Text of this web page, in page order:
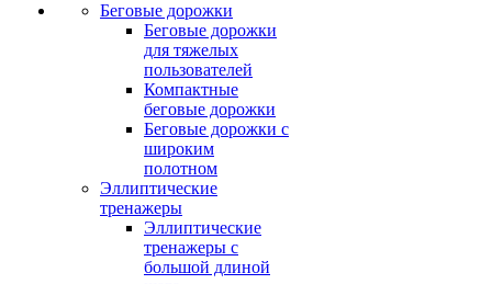
Беговые дорожки
Беговые дорожки
для тяжелых
пользователей
Компактные
беговые дорожки
Беговые дорожки с
широким
полотном
Эллиптические
тренажеры
Эллиптические
тренажеры с
большой длиной